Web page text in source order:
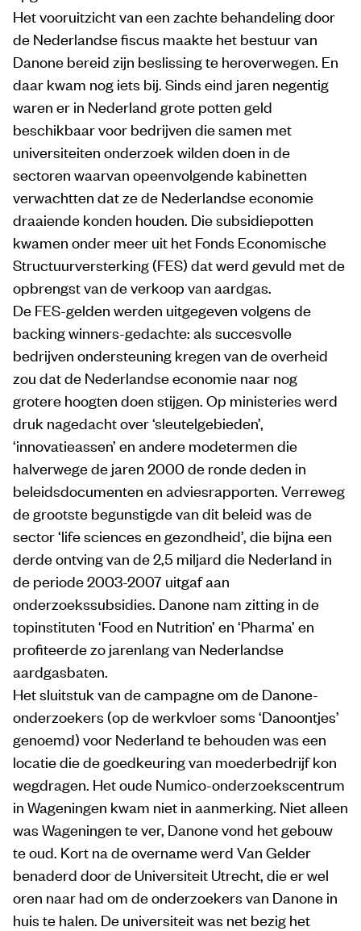
Het vooruitzicht van een zachte behandeling door
de Nederlandse fiscus maakte het bestuur van
Danone bereid zijn beslissing te heroverwegen. En
daar kwam nog iets bij. Sinds eind jaren negentig
waren er in Nederland grote potten geld
beschikbaar voor bedrijven die samen met
universiteiten onderzoek wilden doen in de
sectoren waarvan opeenvolgende kabinetten
verwachtten dat ze de Nederlandse economie
draaiende konden houden. Die subsidiepotten
kwamen onder meer uit het Fonds Economische
Structuurversterking (FES) dat werd gevuld met de
opbrengst van de verkoop van aardgas.
De FES-gelden werden uitgegeven volgens de
backing winners-gedachte: als succesvolle
bedrijven ondersteuning kregen van de overheid
zou dat de Nederlandse economie naar nog
grotere hoogten doen stijgen. Op ministeries werd
druk nagedacht over ‘sleutelgebieden’,
‘innovatieassen’ en andere modetermen die
halverwege de jaren 2000 de ronde deden in
beleidsdocumenten en adviesrapporten. Verreweg
de grootste begunstigde van dit beleid was de
sector ‘life sciences en gezondheid’, die bijna een
derde ontving van de 2,5 miljard die Nederland in
de periode 2003-2007 uitgaf aan
onderzoekssubsidies. Danone nam zitting in de
topinstituten ‘Food en Nutrition’ en ‘Pharma’ en
profiteerde zo jarenlang van Nederlandse
aardgasbaten.
Het sluitstuk van de campagne om de Danone-
onderzoekers (op de werkvloer soms ‘Danoontjes’
genoemd) voor Nederland te behouden was een
locatie die de goedkeuring van moederbedrijf kon
wegdragen. Het oude Numico-onderzoekscentrum
in Wageningen kwam niet in aanmerking. Niet alleen
was Wageningen te ver, Danone vond het gebouw
te oud. Kort na de overname werd Van Gelder
benaderd door de Universiteit Utrecht, die er wel
oren naar had om de onderzoekers van Danone in
huis te halen. De universiteit was net bezig het